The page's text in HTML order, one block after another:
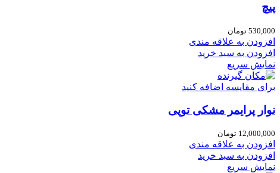
پیچ
530,000 تومان
افزودن به علاقه مندی
افزودن به سبد خرید
نمایش سریع
برای مقایسه اضافه کنید
نوار پرایمر مشکی توپی
12,000,000 تومان
افزودن به علاقه مندی
افزودن به سبد خرید
نمایش سریع